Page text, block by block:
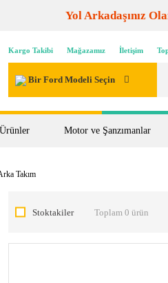
Yol Arkadaşınız
Kargo Takibi Mağazamız İletişim
Bir Ford Modeli Seçin
Motor ve Şanzımanlar
Takım
Stoktakiler Toplam 0 ürün